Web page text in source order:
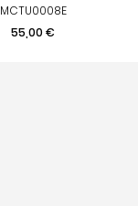
MCTU0008E
Prix
55,00 €